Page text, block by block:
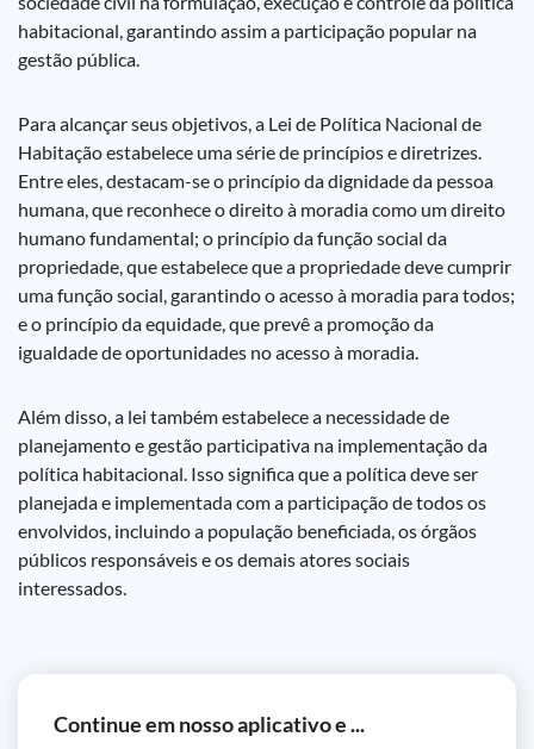
habitacional, garantindo assim a participação popular na
gestão pública.
Para alcançar seus objetivos, a Lei de Política Nacional de
Habitação estabelece uma série de princípios e diretrizes.
Entre eles, destacam-se o princípio da dignidade da pessoa
humana, que reconhece o direito à moradia como um direito
humano fundamental; o princípio da função social da
propriedade, que estabelece que a propriedade deve cumprir
uma função social, garantindo o acesso à moradia para todos;
e o princípio da equidade, que prevê a promoção da
igualdade de oportunidades no acesso à moradia.
Além disso, a lei também estabelece a necessidade de
planejamento e gestão participativa na implementação da
política habitacional. Isso significa que a política deve ser
planejada e implementada com a participação de todos os
envolvidos, incluindo a população beneficiada, os órgãos
públicos responsáveis e os demais atores sociais
interessados.
Continue em nosso aplicativo e ...